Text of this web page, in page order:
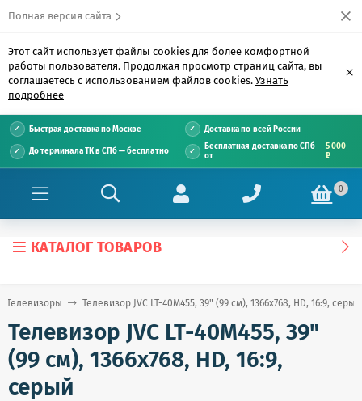
Полная версия сайта
Этот сайт использует файлы cookies для более комфортной
работы пользователя. Продолжая просмотр страниц сайта, вы
соглашаетесь с использованием файлов cookies. Узнать
подробнее
×
Быстрая доставка по Москве Доставка по всей России
До терминала ТК в СПб — бесплатно
Бесплатная доставка по СПб
от
5 000
₽
0
КАТАЛОГ ТОВАРОВ
Телевизоры Телевизор JVC LT-40M455, 39" (99 см), 1366x768, HD, 16:9, серый
Телевизор JVC LT-40M455, 39"
(99 см), 1366x768, HD, 16:9,
серый